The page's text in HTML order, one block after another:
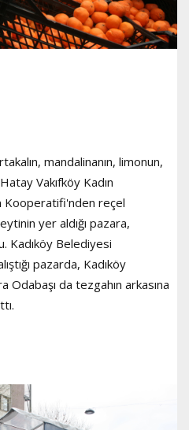
mandalinanın, limonun,
Vakıfköy Kadın
Kooperatifi'nden reçel
yer aldığı pazara,
Kadıköy Belediyesi
pazarda, Kadıköy
Odabaşı da tezgahın arkasına